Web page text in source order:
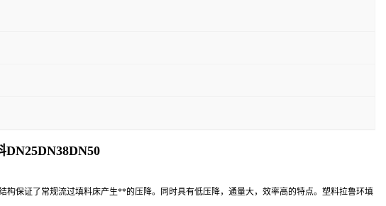
保证了常规流过填料床产生**的压降。同时具有低压降，通量大，效率高的特点。塑料拉鲁环填